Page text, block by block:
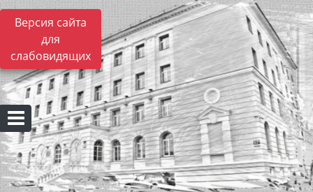
Версия сайта
для
слабовидящих